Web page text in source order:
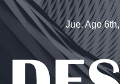
Jue. Ago